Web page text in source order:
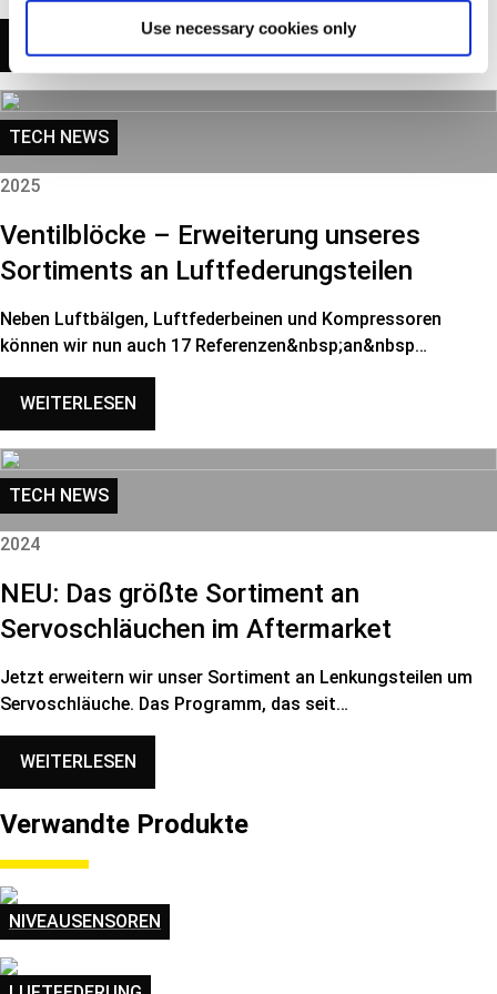
Use necessary cookies only
TECH NEWS
2025
Ventilblöcke – Erweiterung unseres
Sortiments an Luftfederungsteilen
Neben Luftbälgen, Luftfederbeinen und Kompressoren
können wir nun auch 17 Referenzen&nbsp;an&nbsp…
WEITERLESEN
TECH NEWS
2024
NEU: Das größte Sortiment an
Servoschläuchen im Aftermarket
Jetzt erweitern wir unser Sortiment an Lenkungsteilen um
Servoschläuche. Das Programm, das seit…
WEITERLESEN
Verwandte Produkte
NIVEAUSENSOREN